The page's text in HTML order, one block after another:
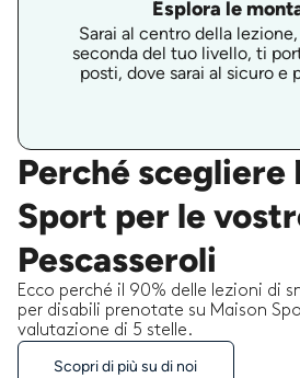
Esplora le
Sarai al centro della
seconda del tuo livello, ti
posti, dove sarai al sicuro e
Perché scegliere
Sport per le
Pescasseroli
Ecco perché il 90% delle lezioni di
per disabili prenotate su Maison
valutazione di 5 stelle.
Scopri di più su di noi